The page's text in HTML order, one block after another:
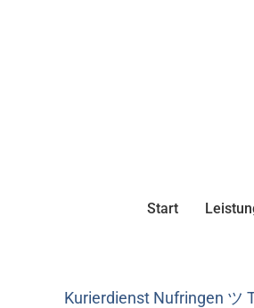
Start
Kurierdienst Nufringen ツ